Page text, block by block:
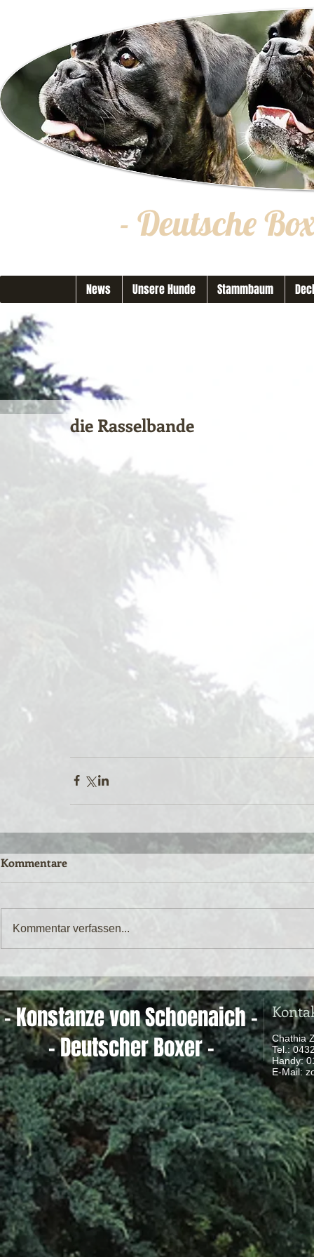
- Deutsche
News Unsere Hunde Stammbaum
die Rasselbande
Kommentare
Kommentar verfassen...
- Konstanze von Schoenaich -
- Deutscher Boxer -
Chathia
Tel.:
Handy:
​ E-Mail: